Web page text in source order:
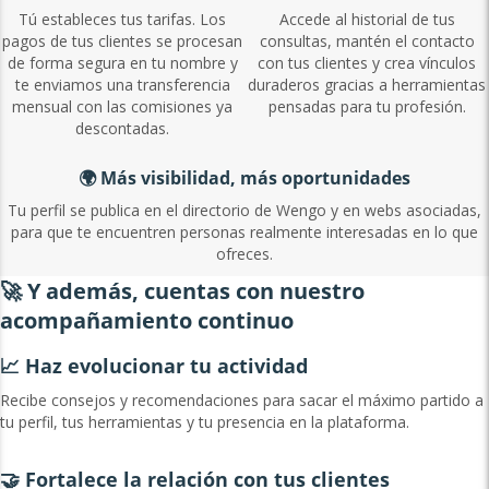
Tú estableces tus tarifas. Los
pagos de tus clientes se procesan
de forma segura en tu nombre y
te enviamos una transferencia
mensual con las comisiones ya
descontadas.
Accede al historial de tus
consultas, mantén el contacto
con tus clientes y crea vínculos
duraderos gracias a herramientas
pensadas para tu profesión.
🌍 Más visibilidad, más oportunidades
Tu perfil se publica en el directorio de Wengo y en webs asociadas,
para que te encuentren personas realmente interesadas en lo que
ofreces.
🚀 Y además, cuentas con nuestro
acompañamiento continuo
📈 Haz evolucionar tu actividad
Recibe consejos y recomendaciones para sacar el máximo partido a
tu perfil, tus herramientas y tu presencia en la plataforma.
🤝 Fortalece la relación con tus clientes